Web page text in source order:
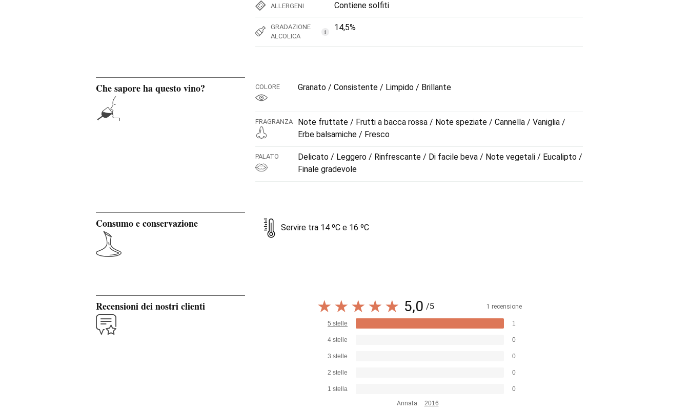
ALLERGENI Contiene solfiti
GRADAZIONE
ALCOLICA
i 14,5%
Che sapore ha questo vino? COLORE Granato / Consistente / Limpido / Brillante
FRAGRANZA
Note fruttate / Frutti a bacca rossa / Note speziate / Cannella / Vaniglia /
Erbe balsamiche / Fresco
PALATO
Delicato / Leggero / Rinfrescante / Di facile beva / Note vegetali / Eucalipto /
Finale gradevole
Consumo e conservazione Servire tra 14 ºC e 16 ºC
Recensioni dei nostri clienti 5,0 /5 1 recensione
5 stelle 1
4 stelle 0
3 stelle 0
2 stelle 0
1 stella
0
Annata:
2016